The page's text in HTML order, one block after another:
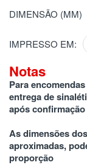
DIMENSÃO (MM)
IMPRESSO EM:
Notas
Para
entrega de
após
As dimensões
aproximadas,
proporção